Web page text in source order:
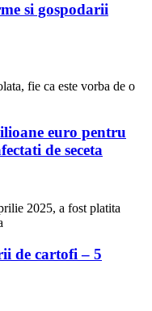
si gospodarii
fie ca este vorba de o
euro pentru
de seceta
2025, a fost platita
de cartofi – 5